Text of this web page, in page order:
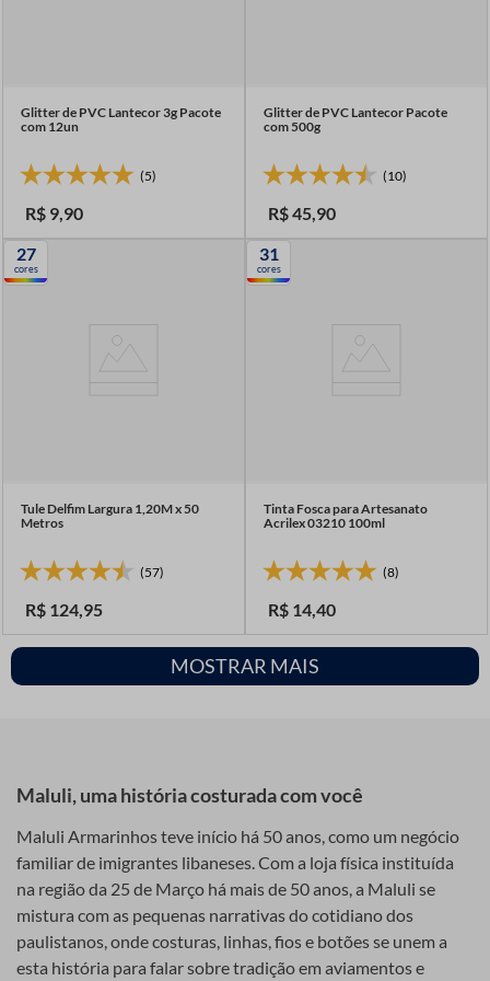
Glitter de PVC Lantecor 3g Pacote
com 12un
(5)
R$ 9,90
Glitter de PVC Lantecor Pacote
com 500g
(10)
R$45,90
27
cores
Tule Delfim Largura 1,20M x 50
Metros
(57)
R$ 124,95
31
cores
Tinta Fosca para Artesanato
Acrilex 03210 100ml
(8)
R$ 14,40
MOSTRAR MAIS
Maluli, uma história costurada com você
Maluli Armarinhos teve início há 50 anos, como um negócio
familiar de imigrantes libaneses. Com a loja física instituída
na região da 25 de Março há mais de 50 anos, a Maluli se
mistura com as pequenas narrativas do cotidiano dos
paulistanos, onde costuras, linhas, fios e botões se unem a
esta história para falar sobre tradição em aviamentos e